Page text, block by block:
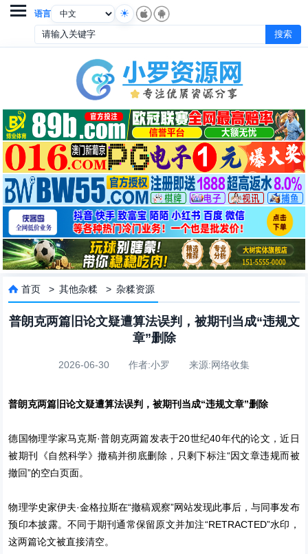
语言

 首页 >其他杂糅 >杂糅资源
普朗克两篇旧论文疑遭算法误判，被期刊当成“违规文
章”删除
2026-06-30 作者:小罗 来源:网络收集
普朗克两篇旧论文疑遭算法误判，被期刊当成“违规文章”删除
德国物理学家马克斯·普朗克两篇发表于20世纪40年代的论文，近日
被期刊《自然科学》撤稿并彻底删除，只剩下标注“因文章违规而被
撤回”的空白页面。
物理学史家伊夫·金格拉斯在“撤稿观察”网站发现此事后，与同事发布
预印本披露。不同于期刊通常保留原文并加注“RETRACTED”水印，
这两篇论文被直接清空。